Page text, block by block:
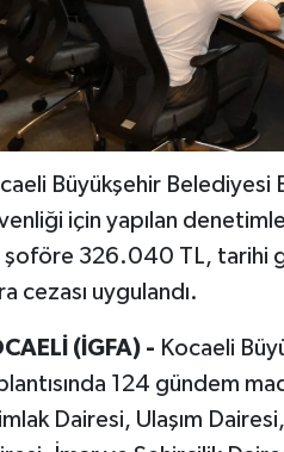
Büyükşehir Belediyesi
için yapılan
şoföre 326.040 TL, tarihi
cezası uygulandı.
(İGFA) - Kocaeli
124 gündem
Dairesi, Ulaşım